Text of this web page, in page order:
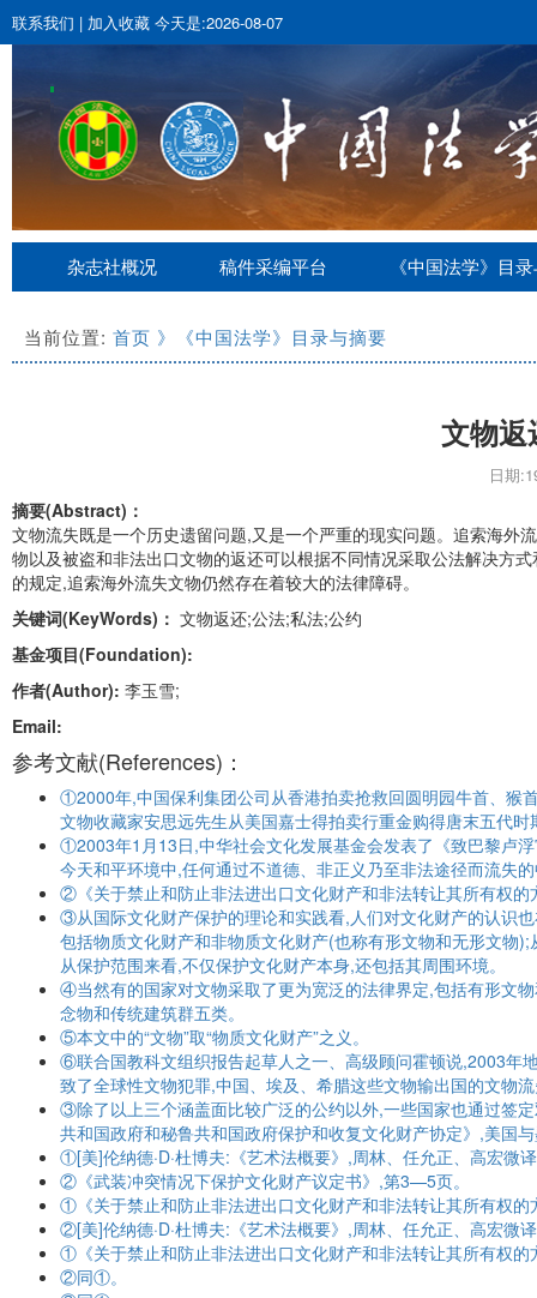
联系我们 | 加入收藏 今天是:2026-08-07
杂志社概况 稿件采编平台 《中国法学》目
当前位置: 首页 》《中国法学》目录与摘要
文物返
日期
摘要(Abstract)：
文物流失既是一个历史遗留问题,又是一个严重的现实问题。追索海外
物以及被盗和非法出口文物的返还可以根据不同情况采取公法解决方
的规定,追索海外流失文物仍然存在着较大的法律障碍。
关键词(KeyWords)： 文物返还;公法;私法;公约
基金项目(Foundation):
作者(Author): 李玉雪;
Email:
参考文献(References)：
①2000年,中国保利集团公司从香港拍卖抢救回圆明园牛首、猴
文物收藏家安思远先生从美国嘉士得拍卖行重金购得唐末五代
①2003年1月13日,中华社会文化发展基金会发表了《致巴黎卢
今天和平环境中,任何通过不道德、非正义乃至非法途径而流失
②《关于禁止和防止非法进出口文化财产和非法转让其所有权的
③从国际文化财产保护的理论和实践看,人们对文化财产的认识
包括物质文化财产和非物质文化财产(也称有形文物和无形文物
从保护范围来看,不仅保护文化财产本身,还包括其周围环境。
④当然有的国家对文物采取了更为宽泛的法律界定,包括有形文
念物和传统建筑群五类。
⑤本文中的“文物”取“物质文化财产”之义。
⑥联合国教科文组织报告起草人之一、高级顾问霍顿说,2003年
致了全球性文物犯罪,中国、埃及、希腊这些文物输出国的文物
③除了以上三个涵盖面比较广泛的公约以外,一些国家也通过签
共和国政府和秘鲁共和国政府保护和收复文化财产协定》,美国
①[美]伦纳德·D·杜博夫:《艺术法概要》,周林、任允正、高宏微
②《武装冲突情况下保护文化财产议定书》,第3—5页。
①《关于禁止和防止非法进出口文化财产和非法转让其所有权
②[美]伦纳德·D·杜博夫:《艺术法概要》,周林、任允正、高宏微
①《关于禁止和防止非法进出口文化财产和非法转让其所有权的
②同①。